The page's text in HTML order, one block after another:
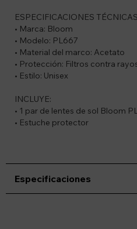
ESPECIFICACIONES
• Marca: Bloom
• Modelo: PL667
• Material del marco: Acetato
• Protección: Filtros contra
• Estilo: Unisex
INCLUYE:
• 1 par de lentes de sol Bloom
• Estuche protector
Especificaciones